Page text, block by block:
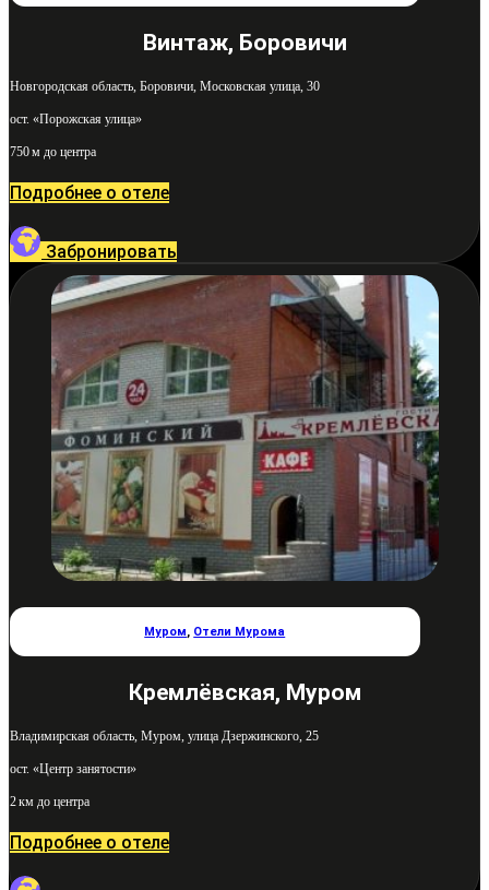
Винтаж, Боровичи
Новгородская область, Боровичи, Московская улица, 30
ост. «Порожская улица»
750 м до центра
Подробнее о отеле
Забронировать
Муром, Отели Мурома
Кремлёвская, Муром
Владимирская область, Муром, улица Дзержинского, 25
ост. «Центр занятости»
2 км до центра
Подробнее о отеле